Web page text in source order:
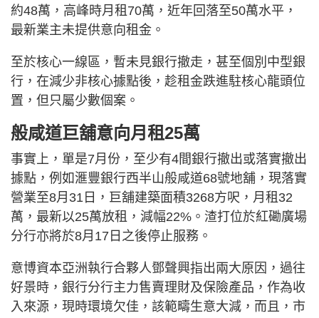
約48萬，高峰時月租70萬，近年回落至50萬水平，
最新業主未提供意向租金。
至於核心一線區，暫未見銀行撤走，甚至個別中型銀
行，在減少非核心據點後，趁租金跌進駐核心龍頭位
置，但只屬少數個案。
般咸道巨舖意向月租25萬
事實上，單是7月份，至少有4間銀行撤出或落實撤出
據點，例如滙豐銀行西半山般咸道68號地舖，現落實
營業至8月31日，巨舖建築面積3268方呎，月租32
萬，最新以25萬放租，減幅22%。渣打位於紅磡廣場
分行亦將於8月17日之後停止服務。
意博資本亞洲執行合夥人鄧聲興指出兩大原因，過往
好景時，銀行分行主力售賣理財及保險產品，作為收
入來源，現時環境欠佳，該範疇生意大減，而且，市